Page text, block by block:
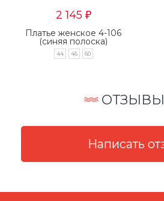
2 145 ₽
Платье женское 4-106
(синяя полоска)
44 46 60
ОТЗЫВЫ